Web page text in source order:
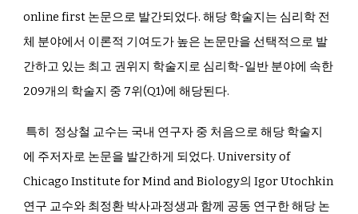
online first 논문으로 발간되었다. 해당 학술지는 심리학 전
체 분야에서 이론적 기여도가 높은 논문만을 선택적으로 발
간하고 있는 최고 권위지 학술지로 심리학-일반 분야에 속한
209개의 학술지 중 7위(Q1)에 해당된다.
특히 정상철 교수는 국내 연구자 중 처음으로 해당 학술지
에 주저자로 논문을 발간하게 되었다. University of
Chicago Institute for Mind and Biology의 Igor Utochkin
연구 교수와 최정환 박사과정생과 함께 공동 연구한 해당 논